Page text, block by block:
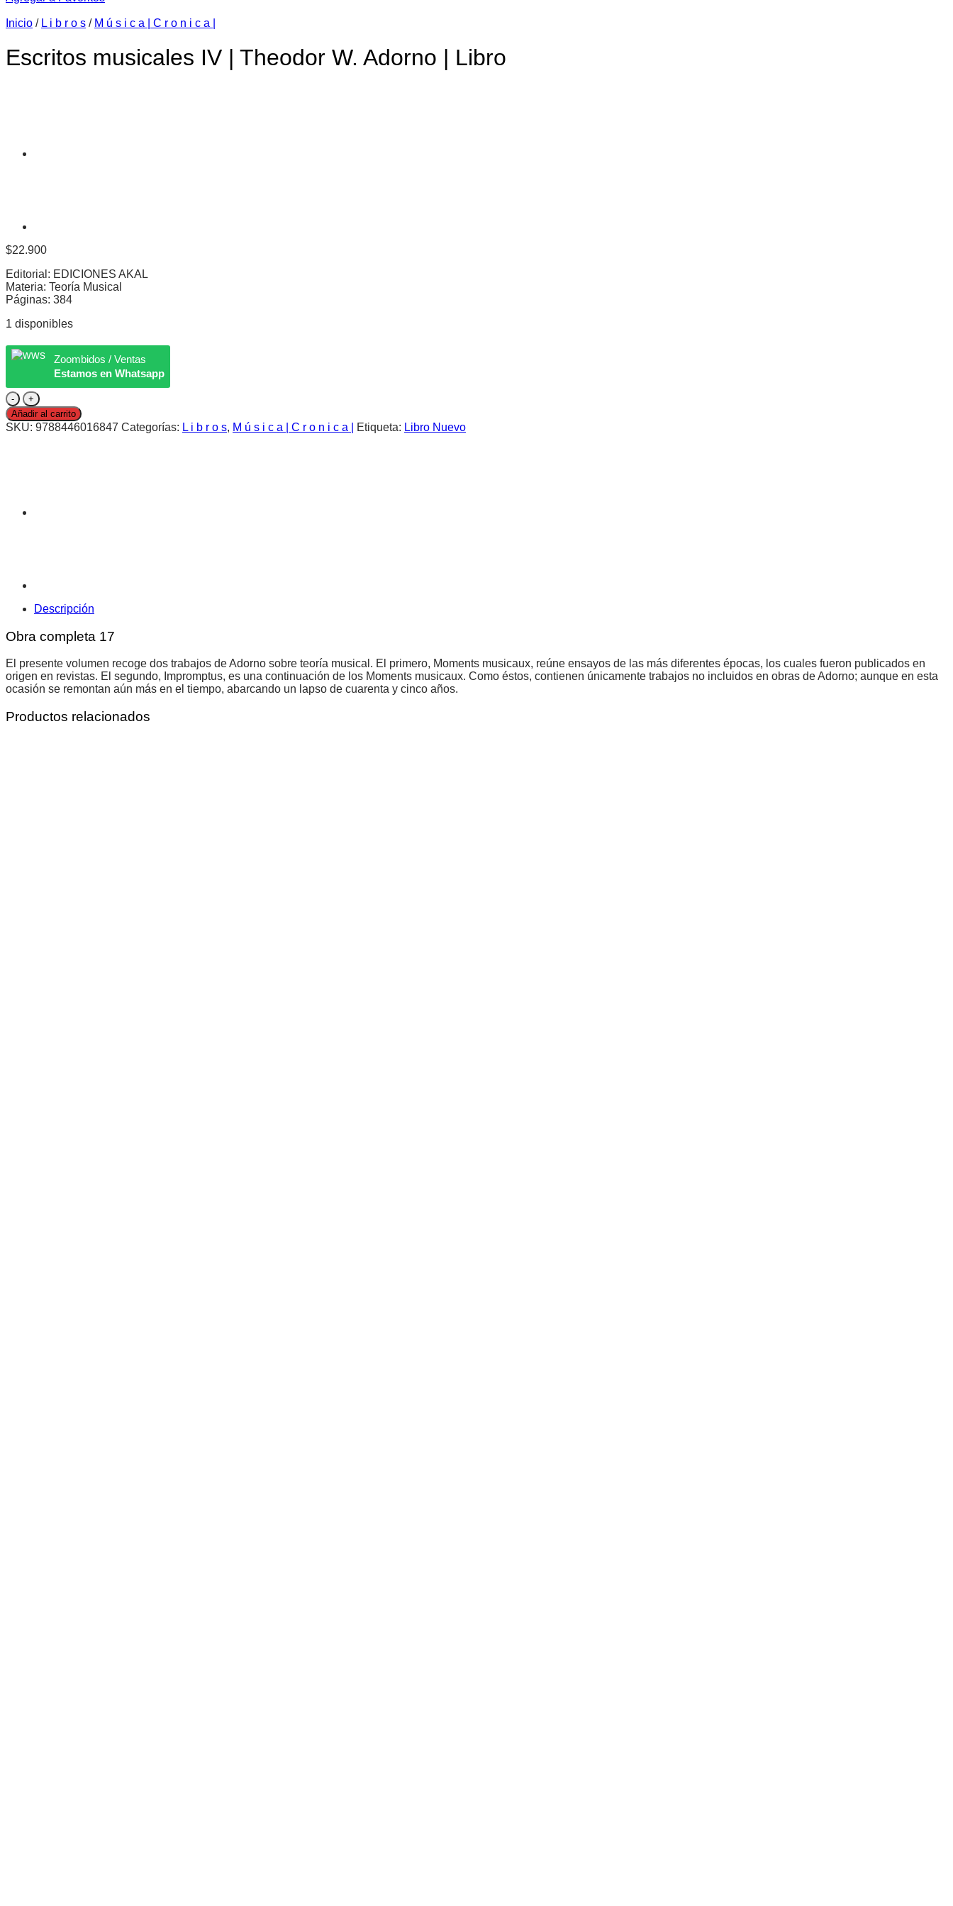
Inicio / L i b r o s / M ú s i c a | C r o n i c a |
Escritos musicales IV | Theodor W. Adorno | Libro
$22.900
Editorial: EDICIONES AKAL
Materia: Teoría Musical
Páginas: 384
1 disponibles
Zoombidos / Ventas
Estamos en Whatsapp
Escritos
musicales
IV
|
cantidad
Añadir al carrito
SKU: 9788446016847 Categorías: L i b r o s, M ú s i c a | C r o n i c a | Etiqueta: Libro Nuevo
Descripción
Obra completa 17
El presente volumen recoge dos trabajos de Adorno sobre teoría musical. El primero, Moments musicaux, reúne ensayos de las más diferentes épocas, los cuales fueron publicados en
origen en revistas. El segundo, Impromptus, es una continuación de los Moments musicaux. Como éstos, contienen únicamente trabajos no incluidos en obras de Adorno; aunque en esta
ocasión se remontan aún más en el tiempo, abarcando un lapso de cuarenta y cinco años.
Productos relacionados